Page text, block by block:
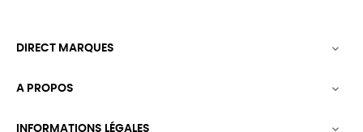
DIRECT MARQUES 
A PROPOS 
INFORMATIONS LÉGALES